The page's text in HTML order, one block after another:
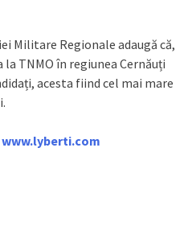
Militare Regionale adaugă că,
TNMO în regiunea Cernăuți
acesta fiind cel mai mare
www.lyberti.com